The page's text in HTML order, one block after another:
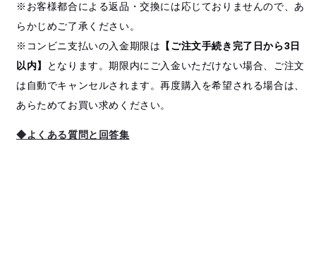
※お客様都合による返品・交換には応じておりませんので、あ
らかじめご了承ください。
※コンビニ支払いの入金期限は 【ご注文手続き完了日から3日
以内】
となります。期限内にご入金いただけない場合、ご注文
は自動でキャンセルされます。再度購入を希望される場合は、
あらためてお買い求めください。
◆よくある質問と回答集